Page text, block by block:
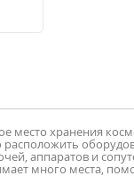
хранения
аппаратов и
много места,